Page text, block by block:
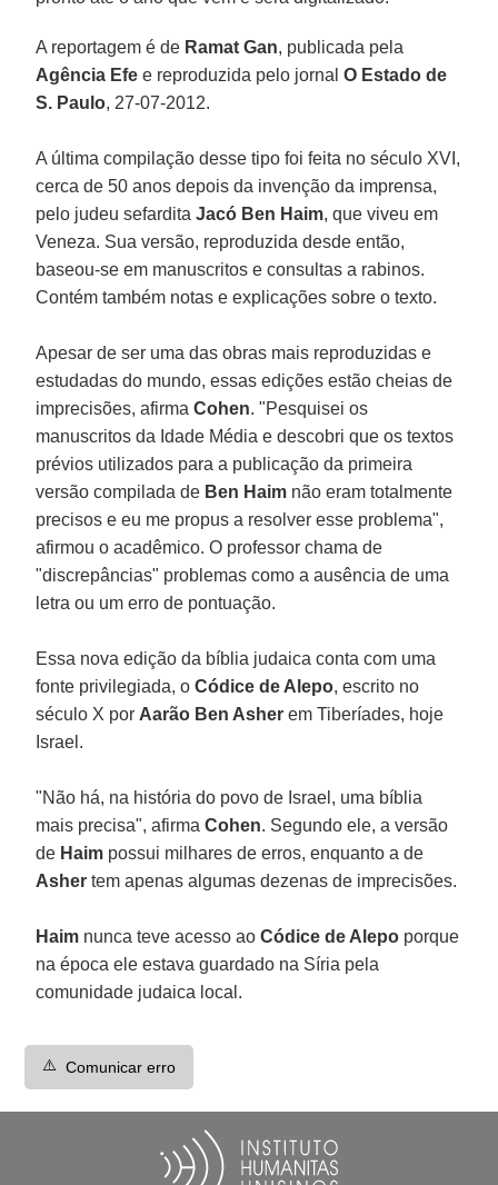
A reportagem é de Ramat Gan, publicada pela
Agência Efe e reproduzida pelo jornalO Estado de
S. Paulo, 27-07-2012.
A última compilação desse tipo foi feita no século XVI,
cerca de 50 anos depois da invenção da imprensa,
pelo judeu sefarditaJacó Ben Haim, que viveu em
Veneza. Sua versão, reproduzida desde então,
baseou-se em manuscritos e consultas a rabinos.
Contém também notas e explicações sobre o texto.
Apesar de ser uma das obras mais reproduzidas e
estudadas do mundo, essas edições estão cheias de
imprecisões, afirmaCohen. "Pesquisei os
manuscritos da Idade Média e descobri que os textos
prévios utilizados para a publicação da primeira
versão compilada de Ben Haim não eram totalmente
precisos e eu me propus a resolver esse problema",
afirmou o acadêmico. O professor chama de
"discrepâncias" problemas como a ausência de uma
letra ou um erro de pontuação.
Essa nova edição da bíblia judaica conta com uma
fonte privilegiada, oCódice de Alepo, escrito no
século X por Aarão Ben Asher em Tiberíades, hoje
Israel.
"Não há, na história do povo de Israel, uma bíblia
mais precisa", afirmaCohen. Segundo ele, a versão
de Haim possui milhares de erros, enquanto a de
Ashertem apenas algumas dezenas de imprecisões.
Haim nunca teve acesso aoCódice de Alepo porque
na época ele estava guardado na Síria pela
comunidade judaica local.
⚠️ Comunicar erro